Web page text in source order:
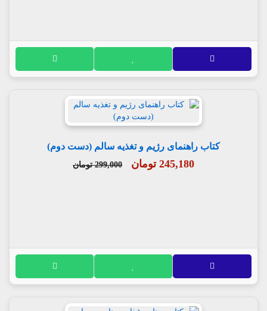
کتاب راهنمای رژیم و تغذیه سالم (دست دوم)
245,180 تومان 299,000 تومان